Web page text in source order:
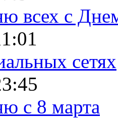
всех с
сетях
с 8 марта